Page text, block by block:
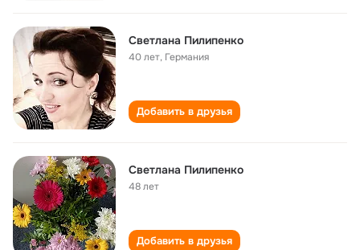
Светлана Пилипенко
40 лет, Германия
Добавить в друзья
Светлана Пилипенко
48 лет
Добавить в друзья